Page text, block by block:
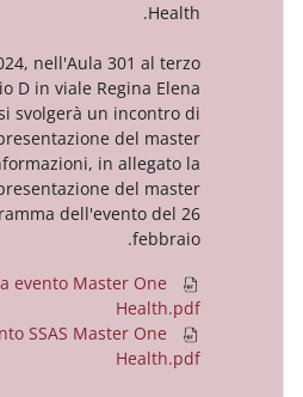
Il 26 febbraio 2024, nell'Aula
piano dell'edificio D in viale
295, si svolgerà un
presentazione
Per maggiori informazioni, in
locandina di presentazione
ed il programma
locandina evento Master
locandina evento SSAS Master